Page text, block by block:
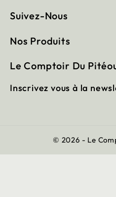
Suivez-Nous
Nos Produits
Le Comptoir Du
Inscrivez vous à la
© 2026 - Le